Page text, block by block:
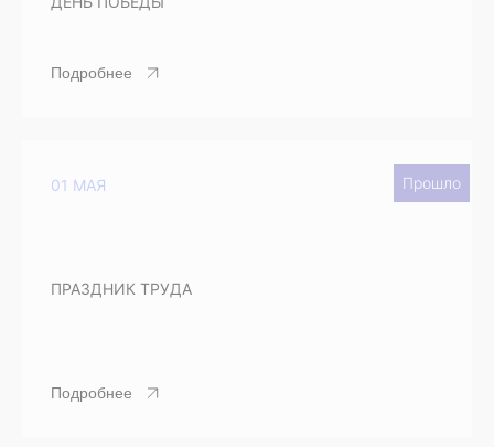
Подробнее
Прошло
01 МАЯ
ПРАЗДНИК ТРУДА
Подробнее